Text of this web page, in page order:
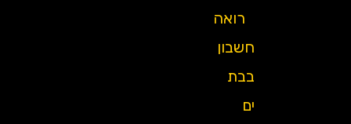
רואה
חשבון